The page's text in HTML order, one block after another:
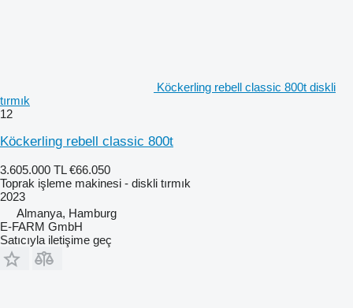
Köckerling rebell classic 800t diskli
tırmık
12
Köckerling rebell classic 800t
3.605.000 TL €66.050
Toprak işleme makinesi - diskli tırmık
2023
Almanya, Hamburg
E-FARM GmbH
Satıcıyla iletişime geç